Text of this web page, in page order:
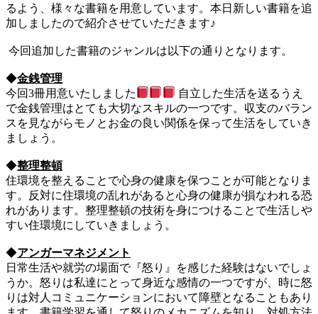
るよう、様々な書籍を用意しています。本日新しい書籍を追
加しましたので紹介させていただきます♪
今回追加した書籍のジャンルは以下の通りとなります。
◆金銭管理
今回3冊用意いたしました
自立した生活を送るうえ
で金銭管理はとても大切なスキルの一つです。収支のバラン
スを見ながらモノとお金の良い関係を保って生活をしていき
ましょう。
◆整理整頓
住環境を整えることで心身の健康を保つことが可能となりま
す。反対に住環境の乱れがあると心身の健康が損なわれる恐
れがあります。整理整頓の技術を身につけることで生活しや
すい住環境にしていきましょう。
◆アンガーマネジメント
日常生活や就労の場面で『怒り』を感じた経験はないでしょ
うか。怒りは私達にとって身近な感情の一つですが、時に怒
りは対人コミュニケーションにおいて障壁となることもあり